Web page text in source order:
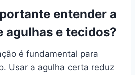
entender a
agulhas e tecidos?
é fundamental para
Usar a agulha certa reduz